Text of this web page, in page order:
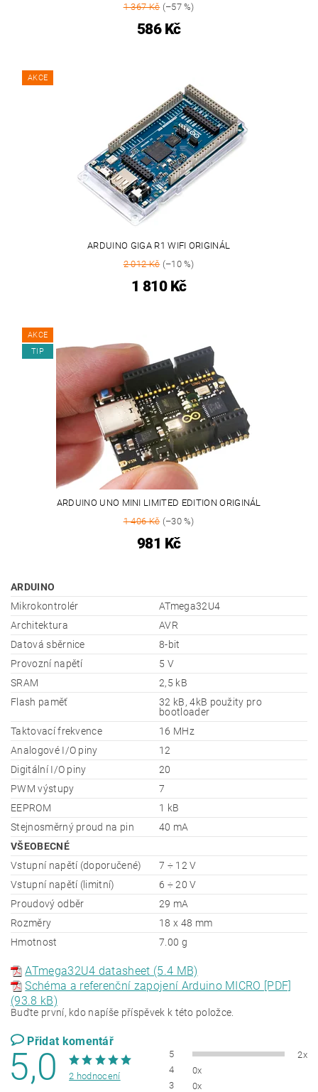
1 367 Kč(–57 %)
586 Kč
AKCE
ARDUINO GIGA R1 WIFI ORIGINÁL
2 012 Kč(–10 %)
1 810 Kč
AKCE
TIP
ARDUINO UNO MINI LIMITED EDITION ORIGINÁL
1 406 Kč(–30 %)
981 Kč
ARDUINO
Mikrokontrolér
ATmega32U4
Architektura
AVR
Datová sběrnice
8-bit
Provozní napětí
5 V
SRAM
2,5 kB
Flash paměť
32 kB, 4kB použity pro
bootloader
Taktovací frekvence
16 MHz
Analogové I/O piny
12
Digitální I/O piny
20
PWM výstupy
7
EEPROM
1 kB
Stejnosměrný proud na pin
40 mA
VŠEOBECNÉ
Vstupní napětí (doporučené)
7 ÷ 12 V
Vstupní napětí (limitní)
6 ÷ 20 V
Proudový odběr
29 mA
Rozměry
18 x 48 mm
Hmotnost
7.00 g
ATmega32U4 datasheet (5.4 MB)
Schéma a referenční zapojení Arduino MICRO [PDF]
(93.8 kB)
Buďte první, kdo napíše příspěvek k této položce.
Přidat komentář
5,0 2 hodnocení
5
2x
4
0x
3
0x